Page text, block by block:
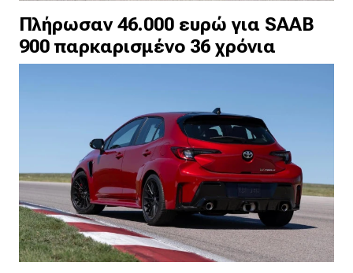
Πλήρωσαν 46.000 ευρώ για SAAB
900 παρκαρισμένo 36 χρόνια